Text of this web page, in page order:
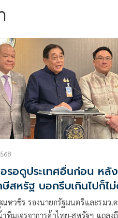
รอดูประเทศอื่นก่อน หลั
ษีสหรัฐ บอกรีบเกินไปก็ไ
หวชิร รองนายกรัฐมนตรีและรมว.ค
ทีมเจรจาการค้าไทย-สหรัฐฯ แถลงถึ